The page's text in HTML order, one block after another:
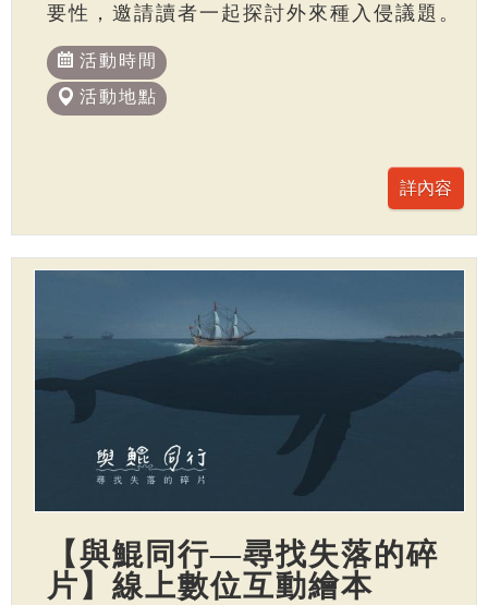
要性，邀請讀者一起探討外來種入侵議題。
活動時間
活動地點
【與鯤同行—尋找失落的碎
片】線上數位互動繪本